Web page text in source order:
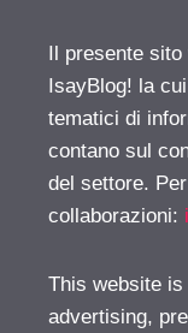
Il presente sito
IsayBlog! la
tematici di
contano sul
del settore.
collaborazioni:
This website
advertising,